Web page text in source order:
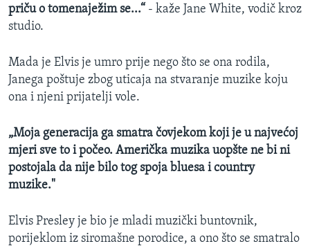
priču o tomenaježim se...“ - kaže Jane White, vodič kroz
studio.
Mada je Elvis je umro prije nego što se ona rodila,
Janega poštuje zbog uticaja na stvaranje muzike koju
ona i njeni prijatelji vole.
„Moja generacija ga smatra čovjekom koji je u najvećoj
mjeri sve to i počeo. Američka muzika uopšte ne bi ni
postojala da nije bilo tog spoja bluesa i country
muzike."
Elvis Presley je bio je mladi muzički buntovnik,
porijeklom iz siromašne porodice, a ono što se smatralo